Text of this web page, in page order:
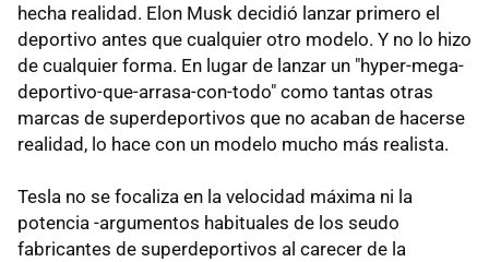
hecha realidad. Elon Musk decidió lanzar primero el
deportivo antes que cualquier otro modelo. Y no lo hizo
de cualquier forma. En lugar de lanzar un "hyper-mega-
deportivo-que-arrasa-con-todo" como tantas otras
marcas de superdeportivos que no acaban de hacerse
realidad, lo hace con un modelo mucho más realista.
Tesla no se focaliza en la velocidad máxima ni la
potencia -argumentos habituales de los seudo
fabricantes de superdeportivos al carecer de la